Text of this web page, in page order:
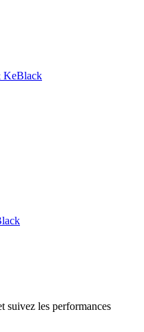
KeBlack
suivez les performances